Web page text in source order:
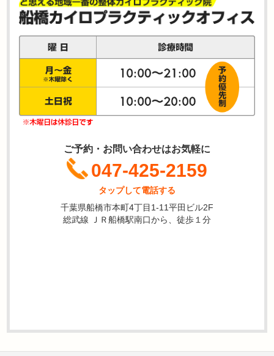
ご予約・お問い合わせはお気軽に
047-425-2159
タップして電話する
千葉県船橋市本町4丁目1-11平田ビル2F
総武線 ＪＲ船橋駅南口から、徒歩１分